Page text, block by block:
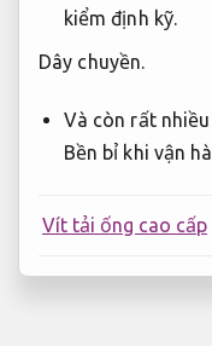
kiểm định kỹ.
Dây chuyền.
Và còn rất
Bền bỉ khi vận
Vít tải ống cao cấp